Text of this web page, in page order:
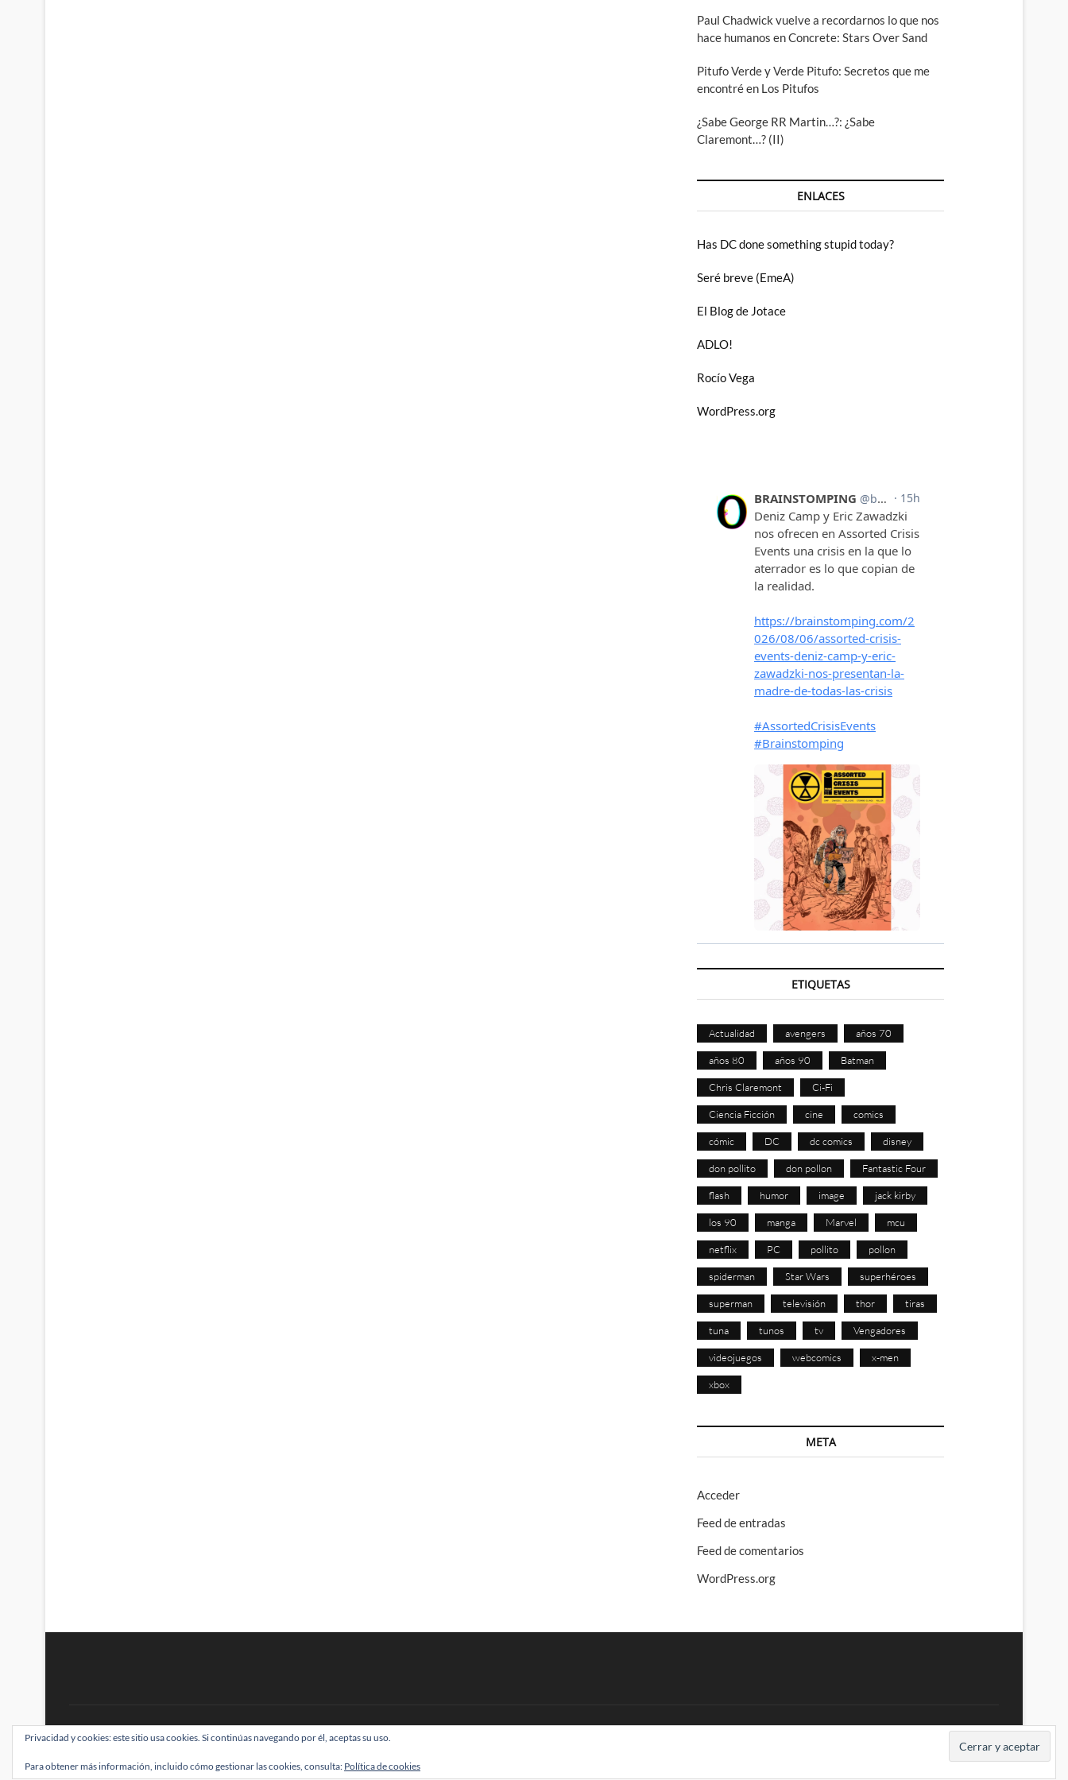
Paul Chadwick vuelve a recordarnos lo que nos
hace humanos en Concrete: Stars Over Sand
Pitufo Verde y Verde Pitufo: Secretos que me
encontré en Los Pitufos
¿Sabe George RR Martin…?: ¿Sabe
Claremont…? (II)
ENLACES
Has DC done something stupid today?
Seré breve (EmeA)
El Blog de Jotace
ADLO!
Rocío Vega
WordPress.org
ETIQUETAS
Actualidad avengers años 70
años 80 años 90 Batman
Chris Claremont Ci-Fi
Ciencia Ficción cine comics
cómic DC dc comics disney
don pollito don pollon Fantastic Four
flash humor image jack kirby
los 90 manga Marvel mcu
netflix PC pollito pollon
spiderman Star Wars superhéroes
superman televisión thor tiras
tuna tunos tv Vengadores
videojuegos webcomics x-men
xbox
META
Acceder
Feed de entradas
Feed de comentarios
WordPress.org
BRAINSTOMPING| Diseñado por:Theme Freesia|WordPress| © Todos los derechos reservados
Privacidad y cookies: este sitio usa cookies. Si continúas navegando por él, aceptas su uso.
Para obtener más información, incluido cómo gestionar las cookies, consulta: Política de cookies